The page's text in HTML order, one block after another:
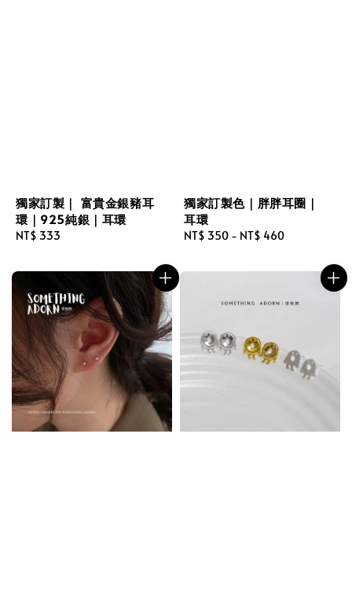
獨家訂製｜ 富貴金銀豬耳
環｜925純銀｜耳環
Regular
NT$ 333
獨家訂製色｜胖胖耳圈｜
耳環
Regular
NT$ 350 - NT$ 460